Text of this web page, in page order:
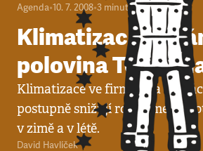
Agenda•10. 7. 2008•3 minuty
Klimatizace
polovina
Klimatizace ve firmách a
postupně snižují rozdíl mezi
v zimě a v létě.
David Havlíček